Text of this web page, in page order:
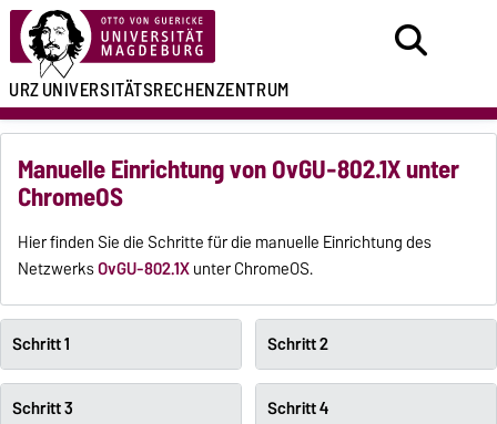
URZUNIVERSITÄTSRECHENZENTRUM
Manuelle Einrichtung von OvGU-802.1X unter
ChromeOS
Hier finden Sie die Schritte für die manuelle Einrichtung des
NetzwerksOvGU-802.1Xunter ChromeOS.
Schritt 1 Schritt 2
Schritt 3 Schritt 4